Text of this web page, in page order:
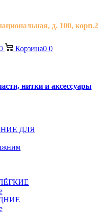
д. 100, корп.2
Корзина0 0
нитки и аксессуары
ДЛЯ